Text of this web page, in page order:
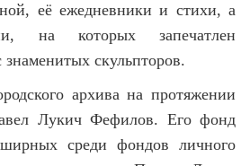
её ежедневники и стихи, а
на которых запечатлен
знаменитых скульпторов.
архива на протяжении
Лукич Фефилов. Его фонд
среди фондов личного